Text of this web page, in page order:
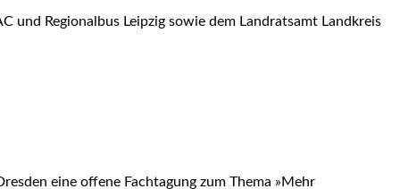
und Regionalbus Leipzig sowie dem Landratsamt Landkreis
eine offene Fachtagung zum Thema »Mehr